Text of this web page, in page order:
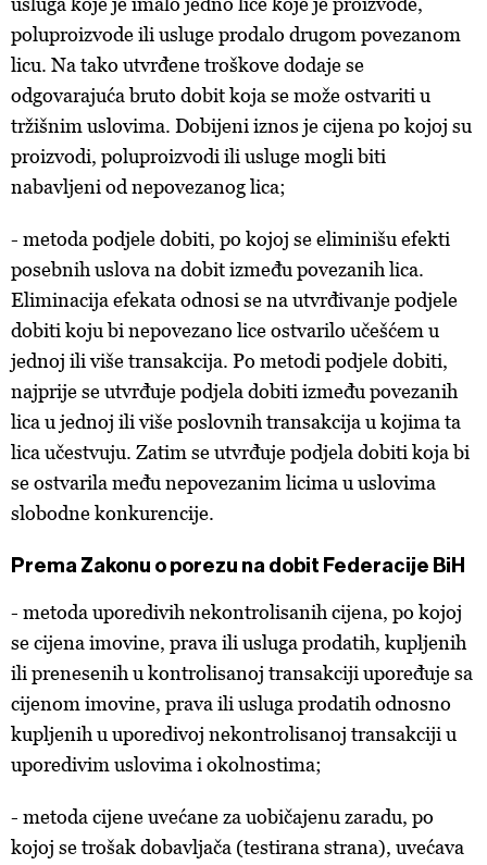
poluproizvode ili usluge prodalo drugom povezanom
licu. Na tako utvrđene troškove dodaje se
odgovarajuća bruto dobit koja se može ostvariti u
tržišnim uslovima. Dobijeni iznos je cijena po kojoj su
proizvodi, poluproizvodi ili usluge mogli biti
nabavljeni od nepovezanog lica;
- metoda podjele dobiti, po kojoj se eliminišu efekti
posebnih uslova na dobit između povezanih lica.
Eliminacija efekata odnosi se na utvrđivanje podjele
dobiti koju bi nepovezano lice ostvarilo učešćem u
jednoj ili više transakcija. Po metodi podjele dobiti,
najprije se utvrđuje podjela dobiti između povezanih
lica u jednoj ili više poslovnih transakcija u kojima ta
lica učestvuju. Zatim se utvrđuje podjela dobiti koja bi
se ostvarila među nepovezanim licima u uslovima
slobodne konkurencije.
Prema Zakonu o porezu na dobit Federacije BiH
- metoda uporedivih nekontrolisanih cijena, po kojoj
se cijena imovine, prava ili usluga prodatih, kupljenih
ili prenesenih u kontrolisanoj transakciji upoređuje sa
cijenom imovine, prava ili usluga prodatih odnosno
kupljenih u uporedivoj nekontrolisanoj transakciji u
uporedivim uslovima i okolnostima;
- metoda cijene uvećane za uobičajenu zaradu, po
kojoj se trošak dobavljača (testirana strana), uvećava